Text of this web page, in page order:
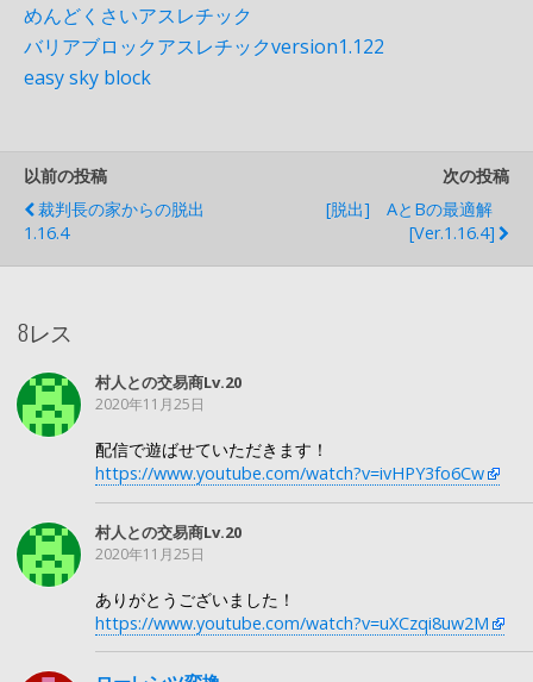
めんどくさいアスレチック
バリアブロックアスレチックversion1.122
easy sky block
以前の投稿
裁判長の家からの脱出
1.16.4
次の投稿
[脱出] Αとβの最適解
[ver.1.16.4]
8レス
村人との交易商Lv.20
2020年11月25日
配信で遊ばせていただきます！
https://www.youtube.com/watch?v=ivHPY3fo6Cw
村人との交易商Lv.20
2020年11月25日
ありがとうございました！
https://www.youtube.com/watch?v=uXCzqi8uw2M